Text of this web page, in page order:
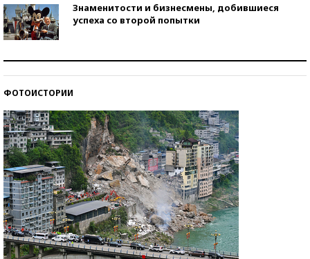
Знаменитости и бизнесмены, добившиеся
успеха со второй попытки
ФОТОИСТОРИИ